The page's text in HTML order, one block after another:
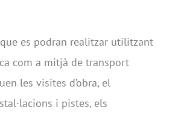
es podran realitzar utilitzant
com a mitjà de transport
les visites d’obra, el
i pistes, els